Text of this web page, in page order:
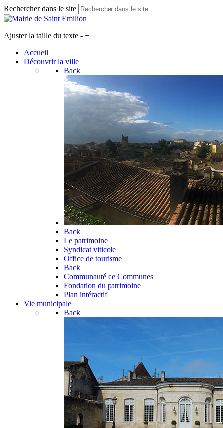
Rechercher dans le site
Ajuster la taille du texte - +
Accueil
Découvrir la ville
Back
Back
Le patrimoine
Syndicat viticole
Office de tourisme
Back
Communauté de Communes
Fondation du patrimoine
Plan intéractif
Vie municipale
Back